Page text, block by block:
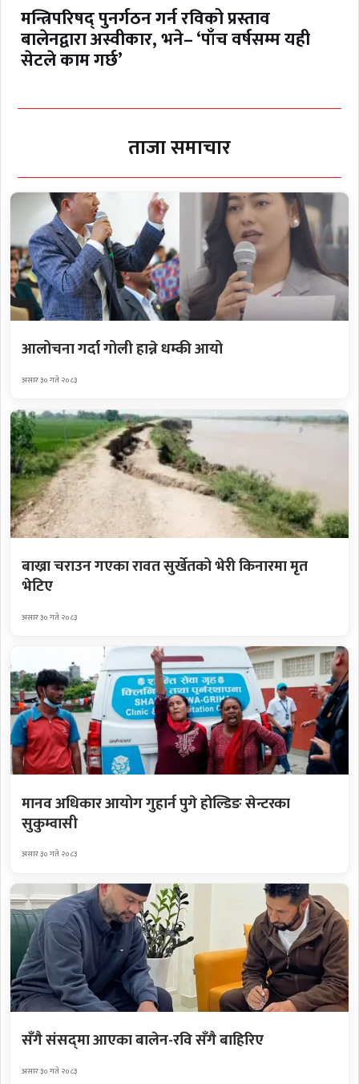
मन्त्रिपरिषद् पुनर्गठन गर्न रविको प्रस्ताव
बालेनद्वारा अस्वीकार, भने– ‘पाँच वर्षसम्म यही
सेटले काम गर्छ’
ताजा समाचार
आलोचना गर्दा गोली हान्ने धम्की आयो
असार ३० गते २०८३
बाख्रा चराउन गएका रावत सुर्खेतको भेरी किनारमा मृत
भेटिए
असार ३० गते २०८३
मानव अधिकार आयोग गुहार्न पुगे होल्डिङ सेन्टरका
सुकुम्वासी
असार ३० गते २०८३
सँगै संसद्‌मा आएका बालेन-रवि सँगै बाहिरिए
असार ३० गते २०८३